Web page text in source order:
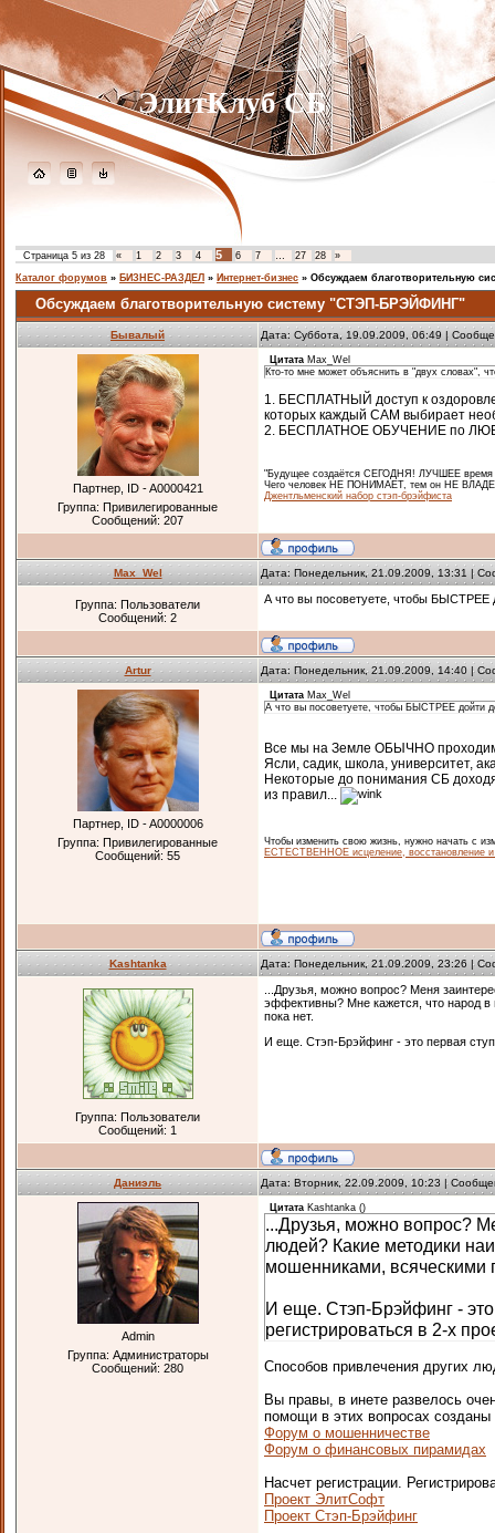
ЭлитКлуб СБ
Страница 5 из 28 « 1 2 3 4 5 6 7 … 27 28
»
Каталог форумов » БИЗНЕС-РАЗДЕЛ » Интернет-бизнес » Обсуждаем благотворительную
Обсуждаем благотворительную систему "СТЭП-БРЭЙФИНГ"
Бывалый Дата: Суббота, 19.09.2009, 06:49 |
Партнер, ID - A0000421
Группа: Привилегированные
Сообщений: 207
Цитата Max_Wel
Кто-то мне может объяснить в "двух словах",
1. БЕСПЛАТНЫЙ доступ к
которых каждый САМ выбирает
2. БЕСПЛАТНОЕ ОБУЧЕНИЕ по
"Будущее создаётся СЕГОДНЯ! ЛУЧШЕЕ время
Чего человек НЕ ПОНИМАЕТ, тем он НЕ
Джентльменский набор стэп-брэйфиста
Max_Wel Дата: Понедельник, 21.09.2009, 13:31 |
Группа: Пользователи
Сообщений: 2
А что вы посоветуете, чтобы
Artur Дата: Понедельник, 21.09.2009, 14:40 |
Партнер, ID - A0000006
Группа: Привилегированные
Сообщений: 55
Цитата Max_Wel
А что вы посоветуете, чтобы БЫСТРЕЕ
Все мы на Земле ОБЫЧНО проходим
Ясли, садик, школа, университет,
Некоторые до понимания СБ
из правил...
Чтобы изменить свою жизнь, нужно начать с
ЕСТЕСТВЕННОЕ исцеление, восстановление
Kashtanka Дата: Понедельник, 21.09.2009, 23:26 |
Группа: Пользователи
Сообщений: 1
...Друзья, можно вопрос? Меня
эффективны? Мне кажется, что народ
пока нет.
И еще. Стэп-Брэйфинг - это первая
Даниэль Дата: Вторник, 22.09.2009, 10:23 |
Admin
Группа: Администраторы
Сообщений: 280
Цитата Kashtanka ()
...Друзья, можно вопрос?
людей? Какие методики
мошенниками, всяческими
И еще. Стэп-Брэйфинг -
регистрироваться в 2-х
Способов привлечения других
Вы правы, в инете развелось
помощи в этих вопросах
Форум о мошенничестве
Форум о финансовых пирамидах
Насчет регистрации.
Проект ЭлитСофт
Проект Стэп-Брэйфинг